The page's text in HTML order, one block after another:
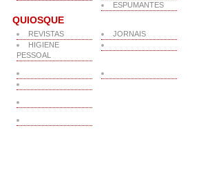
ESPUMANTES
QUIOSQUE
REVISTAS
HIGIENE
PESSOAL
JORNAIS